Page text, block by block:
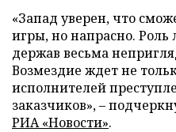
«Запад уверен, что
игры, но напрасно.
держав весьма
Возмездие ждет не
исполнителей
заказчиков», –
РИА «Новости».